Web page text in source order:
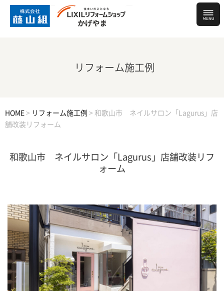
リフォーム施工例
HOME > リフォーム施工例 > 和歌山市 ネイルサロン「Lagurus」店
舗改装リフォーム
和歌山市 ネイルサロン「Lagurus」店舗改装リフ
ォーム